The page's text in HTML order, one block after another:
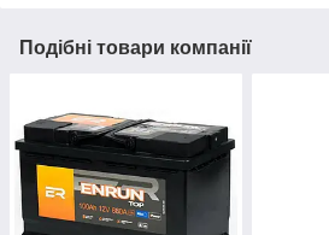
Подібні товари компанії